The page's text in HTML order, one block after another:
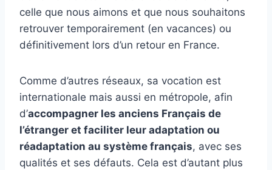
celle que nous aimons et que nous souhaitons
retrouver temporairement (en vacances) ou
définitivement lors d’un retour en France.
Comme d’autres réseaux, sa vocation est
internationale mais aussi en métropole, afin
d’accompagner les anciens Français de
l’étranger et faciliter leur adaptation ou
réadaptation au système français, avec ses
qualités et ses défauts. Cela est d’autant plus